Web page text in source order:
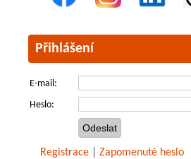
Přihlášení
E-mail:
Heslo:
Registrace Zapomenuté heslo